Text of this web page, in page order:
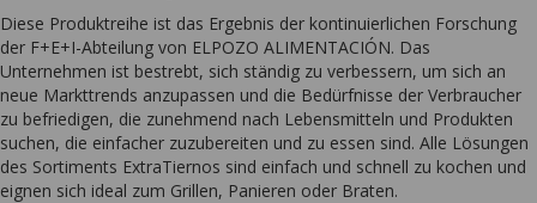
Diese Produktreihe ist das Ergebnis der kontinuierlichen Forschung
der F+E+I-Abteilung von ELPOZO ALIMENTACIÓN. Das
Unternehmen ist bestrebt, sich ständig zu verbessern, um sich an
neue Markttrends anzupassen und die Bedürfnisse der Verbraucher
zu befriedigen, die zunehmend nach Lebensmitteln und Produkten
suchen, die einfacher zuzubereiten und zu essen sind. Alle Lösungen
des Sortiments ExtraTiernos sind einfach und schnell zu kochen und
eignen sich ideal zum Grillen, Panieren oder Braten.